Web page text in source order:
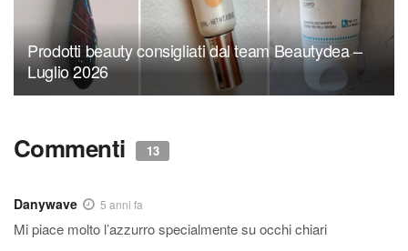
Prodotti beauty consigliati dal team Beautydea –
Luglio 2026
Commenti 13
Danywave 5 anni fa
Mi piace molto l’azzurro specialmente su occhi chiari